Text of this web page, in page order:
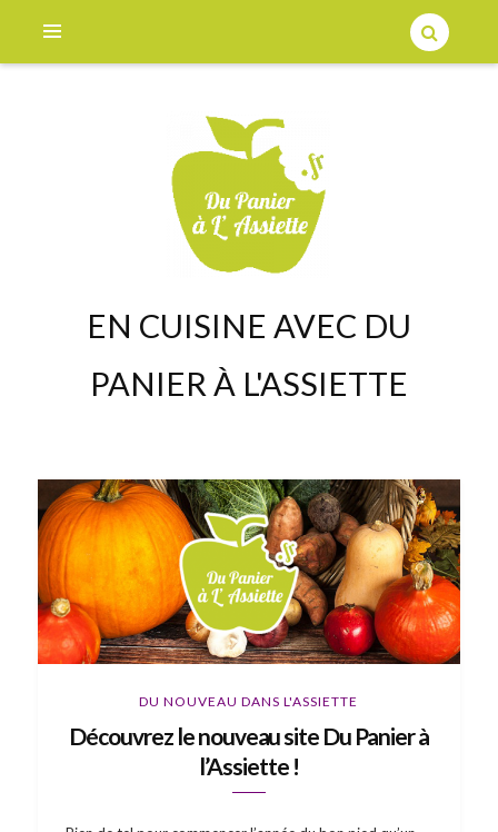
EN CUISINE AVEC DU
PANIER À L'ASSIETTE
DU NOUVEAU DANS L'ASSIETTE
Découvrez le nouveau site Du Panier à
l’Assiette !